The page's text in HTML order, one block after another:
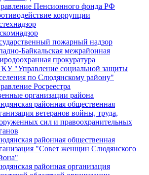
Пенсионного фонда РФ
коррупции
пожарный надзор
Байкальская межрайонная
прокуратура
"Управление социальной защиты
по Слюдянскому району"
Росреестра
организации района
районная общественная
ветеранов войны, труда,
сил и правоохранительных
районная общественная
"Совет женщин Слюдянского
районная организация